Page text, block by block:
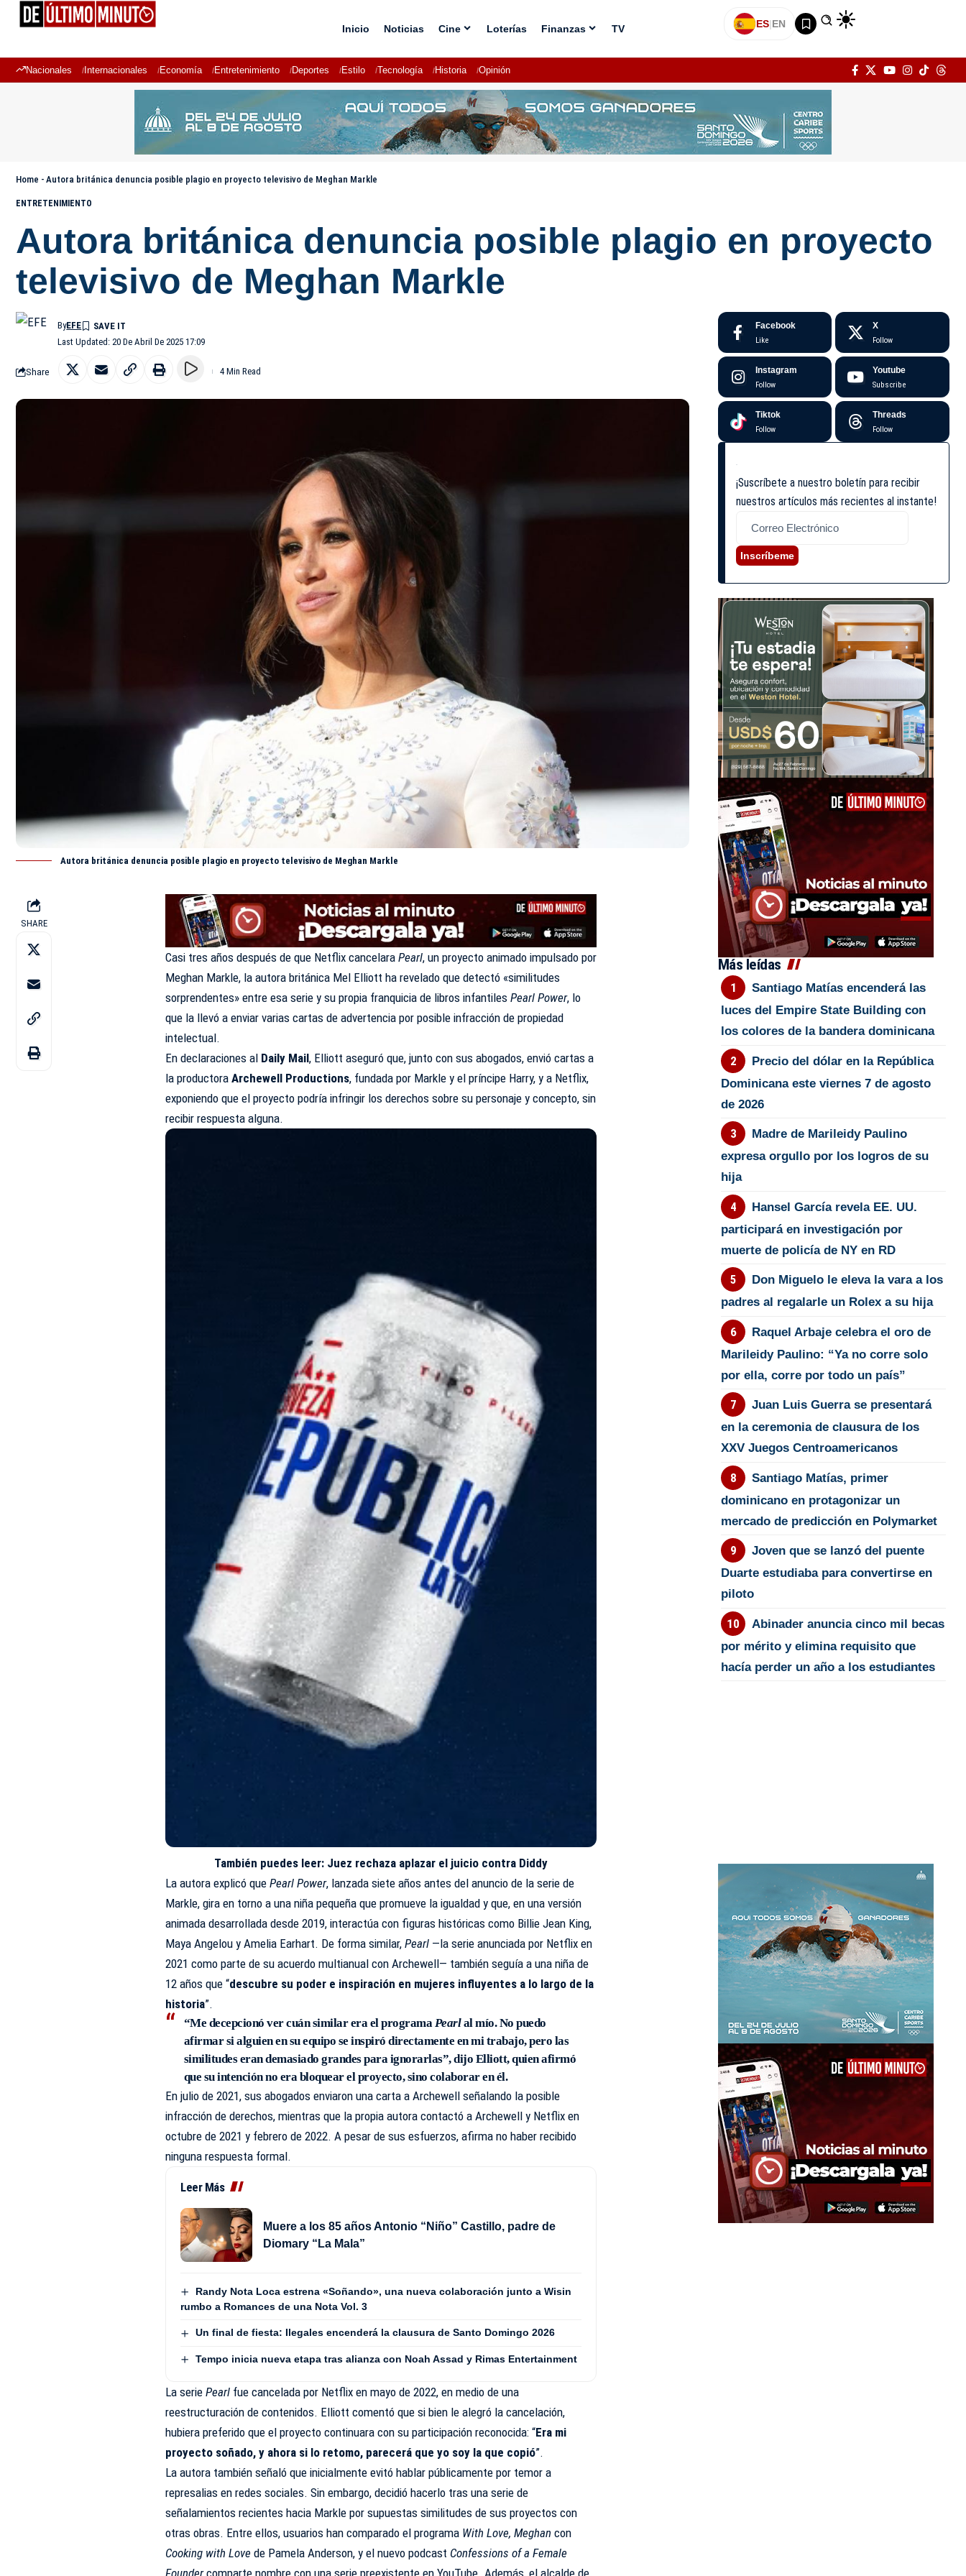
Inicio Noticias Cine Loterías Finanzas TV ES|EN
Nacionales Internacionales Economía Entretenimiento Deportes Estilo Tecnología Historia Opinión
Home - Autora británica denuncia posible plagio en proyecto televisivo de Meghan Markle
ENTRETENIMIENTO
Autora británica denuncia posible plagio en proyecto
televisivo de Meghan Markle
Last Updated: 20 De Abril De 2025 17:09
ByEFE
Share 4 Min Read
Autora británica denuncia posible plagio en proyecto televisivo de Meghan Markle
SHARE
Casi tres años después de que Netflix cancelaraPearl, un proyecto animado impulsado por
Meghan Markle, la autora británica Mel Elliott ha revelado que detectó «similitudes
sorprendentes» entre esa serie y su propia franquicia de libros infantilesPearl Power, lo
que la llevó a enviar varias cartas de advertencia por posible infracción de propiedad
intelectual.
En declaraciones al Daily Mail, Elliott aseguró que, junto con sus abogados, envió cartas a
la productoraArchewell Productions, fundada por Markle y el príncipe Harry, y a Netflix,
exponiendo que el proyecto podría infringir los derechos sobre su personaje y concepto, sin
recibir respuesta alguna.
También puedes leer: Juez rechaza aplazar el juicio contra Diddy
La autora explicó quePearl Power, lanzada siete años antes del anuncio de la serie de
Markle, gira en torno a una niña pequeña que promueve la igualdad y que, en una versión
animada desarrollada desde 2019, interactúa con figuras históricas como Billie Jean King,
Maya Angelou y Amelia Earhart. De forma similar,Pearl —la serie anunciada por Netflix en
2021 como parte de su acuerdo multianual con Archewell— también seguía a una niña de
12 años que “descubre su poder e inspiración en mujeres influyentes a lo largo de la
historia”.
“Me decepcionó ver cuán similar era el programaPearlal mío. No puedo
afirmar si alguien en su equipo se inspiró directamente en mi trabajo, pero las
similitudes eran demasiado grandes para ignorarlas”, dijo Elliott, quien afirmó
que su intención no era bloquear el proyecto, sino colaborar en él.
En julio de 2021, sus abogados enviaron una carta a Archewell señalando la posible
infracción de derechos, mientras que la propia autora contactó a Archewell y Netflix en
octubre de 2021 y febrero de 2022. A pesar de sus esfuerzos, afirma no haber recibido
ninguna respuesta formal.
Leer Más
Muere a los 85 años Antonio “Niño” Castillo, padre de
Diomary “La Mala”
Randy Nota Loca estrena «Soñando», una nueva colaboración junto a Wisin
rumbo a Romances de una Nota Vol. 3
Un final de fiesta: Ilegales encenderá la clausura de Santo Domingo 2026
Tempo inicia nueva etapa tras alianza con Noah Assad y Rimas Entertainment
La seriePearl fue cancelada por Netflix en mayo de 2022, en medio de una
reestructuración de contenidos. Elliott comentó que si bien le alegró la cancelación,
hubiera preferido que el proyecto continuara con su participación reconocida: “Era mi
proyecto soñado, y ahora si lo retomo, parecerá que yo soy la que copió”.
La autora también señaló que inicialmente evitó hablar públicamente por temor a
represalias en redes sociales. Sin embargo, decidió hacerlo tras una serie de
señalamientos recientes hacia Markle por supuestas similitudes de sus proyectos con
otras obras. Entre ellos, usuarios han comparado el programa With Love, Meghan con
Cooking with Love de Pamela Anderson, y el nuevo podcast Confessions of a Female
Foundercomparte nombre con una serie preexistente en YouTube. Además, el alcalde de
Facebook
Like
X
Follow
Instagram
Follow
Youtube
Subscribe
Tiktok
Follow
Threads
Follow
¡Suscríbete a nuestro boletín para recibir
nuestros artículos más recientes al instante!
Inscríbeme
Más leídas
Santiago Matías encenderá las
luces del Empire State Building con
los colores de la bandera dominicana
Precio del dólar en la República
Dominicana este viernes 7 de agosto
de 2026
Madre de Marileidy Paulino
expresa orgullo por los logros de su
hija
Hansel García revela EE. UU.
participará en investigación por
muerte de policía de NY en RD
Don Miguelo le eleva la vara a los
padres al regalarle un Rolex a su hija
Raquel Arbaje celebra el oro de
Marileidy Paulino: “Ya no corre solo
por ella, corre por todo un país”
Juan Luis Guerra se presentará
en la ceremonia de clausura de los
XXV Juegos Centroamericanos
Santiago Matías, primer
dominicano en protagonizar un
mercado de predicción en Polymarket
Joven que se lanzó del puente
Duarte estudiaba para convertirse en
piloto
Abinader anuncia cinco mil becas
por mérito y elimina requisito que
hacía perder un año a los estudiantes